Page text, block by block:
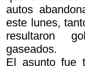
autos
este lunes,
resultaron
gaseados.
El asunto fue